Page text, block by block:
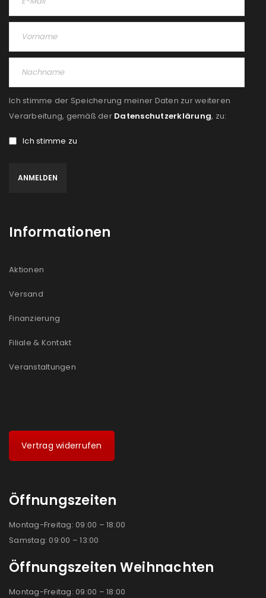
Ich stimme der Speicherung meiner Daten zur weiteren
Verarbeitung, gemäß der Datenschutzerklärung, zu:
Ich stimme zu
Informationen
Aktionen
Versand
Finanzierung
Filiale & Kontakt
Veranstaltungen
Vertrag widerrufen
Öffnungszeiten
Montag-Freitag: 09:00 – 18:00
Samstag: 09:00 – 13:00
Öffnungszeiten Weihnachten
Montag-Freitag: 09:00 – 18:00